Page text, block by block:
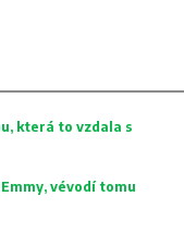
která to vzdala s
vévodí tomu